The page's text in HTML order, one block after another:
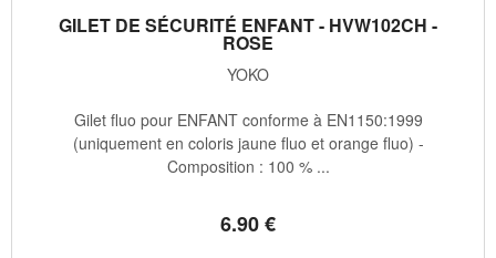
GILET DE SÉCURITÉ ENFANT - HVW102CH -
ROSE
YOKO
6.90€
Gilet fluo pour ENFANT conforme à EN1150:1999
(uniquement en coloris jaune fluo et orange fluo) -
Composition : 100 % ...